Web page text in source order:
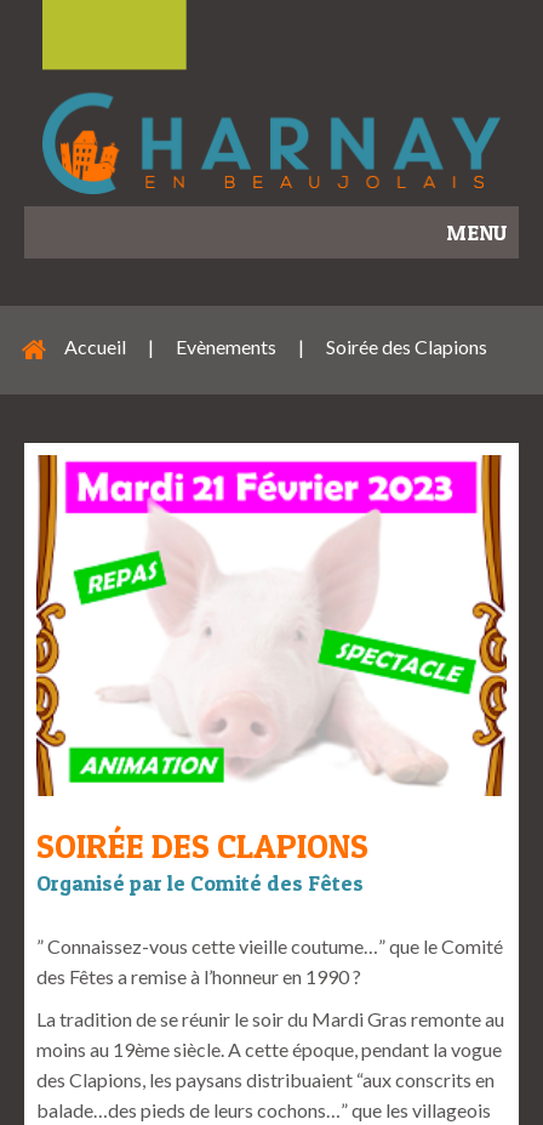
MENU
Accueil | Evènements | Soirée des Clapions
SOIRÉE DES CLAPIONS
Organisé par le Comité des Fêtes
” Connaissez-vous cette vieille coutume…” que le Comité
des Fêtes a remise à l’honneur en 1990 ?
La tradition de se réunir le soir du Mardi Gras remonte au
moins au 19ème siècle. A cette époque, pendant la vogue
des Clapions, les paysans distribuaient “aux conscrits en
balade…des pieds de leurs cochons…” que les villageois